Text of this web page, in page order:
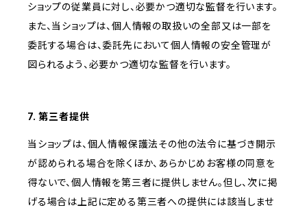
ショップの従業員に対し、必要かつ適切な監督を行います。
また、当ショップは、個人情報の取扱いの全部又は一部を
委託する場合は、委託先において個人情報の安全管理が
図られるよう、必要かつ適切な監督を行います。
7. 第三者提供
当ショップは、個人情報保護法その他の法令に基づき開示
が認められる場合を除くほか、あらかじめお客様の同意を
得ないで、個人情報を第三者に提供しません。但し、次に掲
げる場合は上記に定める第三者への提供には該当しませ